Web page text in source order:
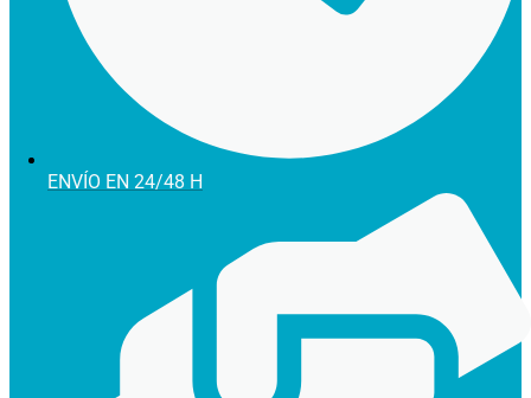
ENVÍO EN 24/48 H